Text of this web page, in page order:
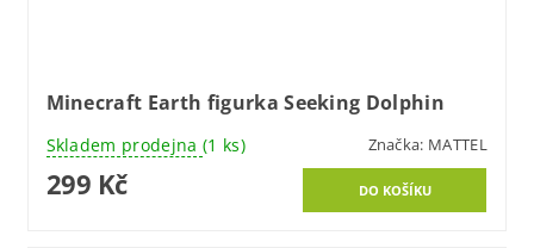
Minecraft Earth figurka Seeking Dolphin
Skladem prodejna (1 ks) Značka: MATTEL
299 Kč